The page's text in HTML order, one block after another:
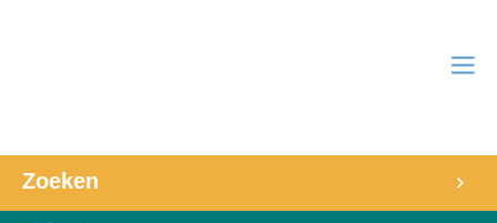
Zoeken